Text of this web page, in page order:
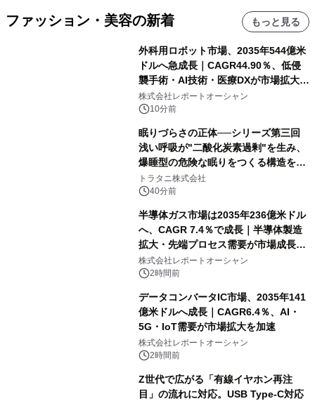
ファッション・美容の新着 もっと見る
外科用ロボット市場、2035年544億米
ドルへ急成長｜CAGR44.90％、低侵
襲手術・AI技術・医療DXが市場拡大を
牽引
株式会社レポートオーシャン
10分前
眠りづらさの正体──シリーズ第三回
浅い呼吸が"二酸化炭素過剰"を生み、
爆睡型の危険な眠りをつくる構造を解
説
トラタニ株式会社
40分前
半導体ガス市場は2035年236億米ドル
へ、CAGR 7.4％で成長｜半導体製造
拡大・先端プロセス需要が市場成長を
加速
株式会社レポートオーシャン
2時間前
データコンバータIC市場、2035年141
億米ドルへ成長｜CAGR6.4％、AI・
5G・IoT需要が市場拡大を加速
株式会社レポートオーシャン
2時間前
Z世代で広がる「有線イヤホン再注
目」の流れに対応。USB Type-C対応